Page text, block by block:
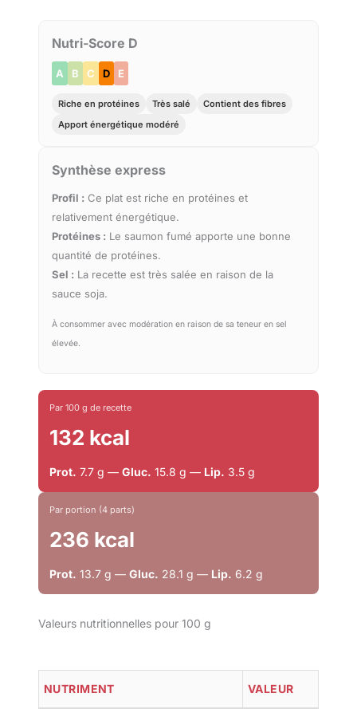
Nutri-Score D
A B C D E
Riche en protéines Très salé
Contient des fibres
Apport énergétique modéré
Synthèse express
Profil : Ce plat est riche en protéines et
relativement énergétique.
Protéines : Le saumon fumé apporte une bonne
quantité de protéines.
Sel : La recette est très salée en raison de la
sauce soja.
À consommer avec modération en raison de sa teneur en sel
élevée.
Par 100 g de recette
132 kcal
Prot. 7.7 g — Gluc. 15.8 g — Lip. 3.5 g
Par portion (4 parts)
236 kcal
Prot. 13.7 g — Gluc. 28.1 g — Lip. 6.2 g
Valeurs nutritionnelles pour 100 g
NUTRIMENT VALEUR